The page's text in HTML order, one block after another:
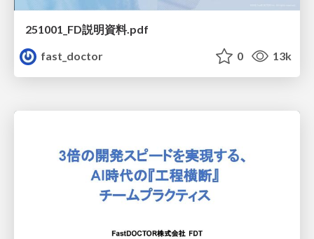
251001_FD説明資料.pdf
fast_doctor
0 13k